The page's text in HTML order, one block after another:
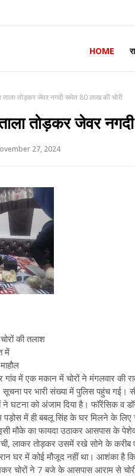
HOME
तोड़कर जेवर नगदी समेत 80 लाख की चोरी
तोड़कर जेवर
27, 2024
की तलाश
में
गांव में एक मकान में चोरों ने मंगलवार
पर भारी संख्या में पुलिस पहुंच गई।
घटना को अंजाम दिया है। फॉरेंसिक व
पड़ोस में ही बबलू सिंह के घर मिलने के
मौके का फायदा उठाकर आसपास के
लाकर तोड़कर उसमें रखे सोने के
घर में कोई मौजूद नहीं था। आशंका है कि
चोरों ने 7 बजे के आसपास आराम से